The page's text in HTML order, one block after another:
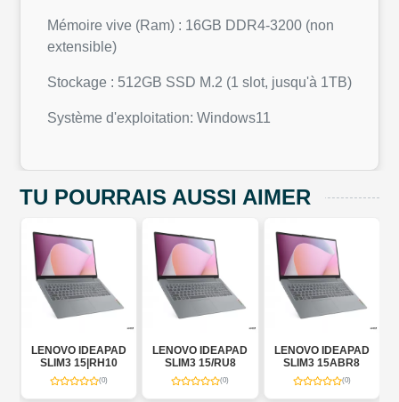
Mémoire vive (Ram) : 16GB DDR4-3200 (non
extensible)
Stockage : 512GB SSD M.2 (1 slot, jusqu'à 1TB)
Système d'exploitation: Windows11
TU POURRAIS AUSSI AIMER
LENOVO IDEAPAD
SLIM3 15|RH10
(0)
LENOVO IDEAPAD
SLIM3 15/RU8
(0)
LENOVO IDEAPAD
SLIM3 15ABR8
(0)